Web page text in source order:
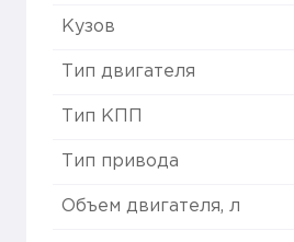
Кузов
Тип двигателя
Тип КПП
Тип привода
Объем двигателя, л